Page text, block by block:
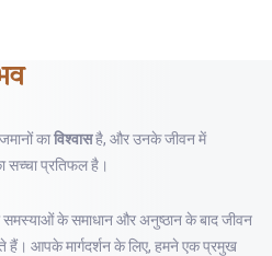
काविश्वासहै, और उनके जीवन में
सच्चा प्रतिफल है।
के समाधान और अनुष्ठान के बाद जीवन
हैं। आपके मार्गदर्शन के लिए, हमने एक प्रमुख